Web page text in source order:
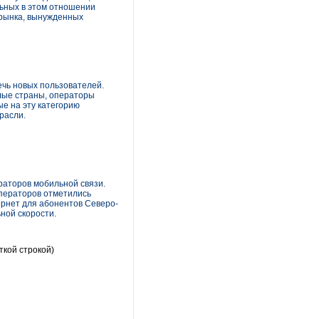
в этом отношении
рынка, вынужденных
новых пользователей.
страны, операторы
на эту категорию
мобильной связи.
отметились
для абонентов Северо-
скорости.
строкой)